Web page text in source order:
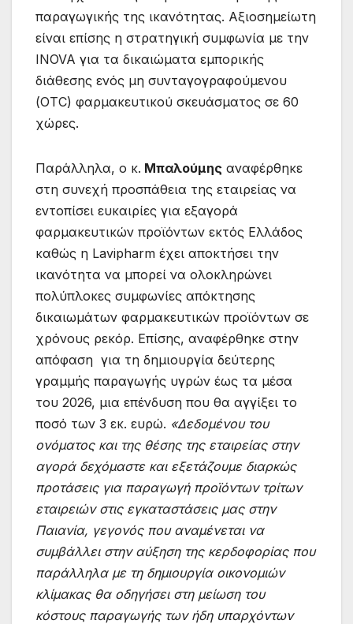
παραγωγικής της ικανότητας. Αξιοσημείωτη
είναι επίσης η στρατηγική συμφωνία με την
INOVA για τα δικαιώματα εμπορικής
διάθεσης ενός μη συνταγογραφούμενου
(OTC) φαρμακευτικού σκευάσματος σε 60
χώρες.
Παράλληλα, ο κ. Μπαλούμης αναφέρθηκε
στη συνεχή προσπάθεια της εταιρείας να
εντοπίσει ευκαιρίες για εξαγορά
φαρμακευτικών προϊόντων εκτός Ελλάδος
καθώς η Lavipharm έχει αποκτήσει την
ικανότητα να μπορεί να ολοκληρώνει
πολύπλοκες συμφωνίες απόκτησης
δικαιωμάτων φαρμακευτικών προϊόντων σε
χρόνους ρεκόρ. Επίσης, αναφέρθηκε στην
απόφαση για τη δημιουργία δεύτερης
γραμμής παραγωγής υγρών έως τα μέσα
του 2026, μια επένδυση που θα αγγίξει το
ποσό των 3 εκ. ευρώ. «Δεδομένου του
ονόματος και της θέσης της εταιρείας στην
αγορά δεχόμαστε και εξετάζουμε διαρκώς
προτάσεις για παραγωγή προϊόντων τρίτων
εταιρειών στις εγκαταστάσεις μας στην
Παιανία, γεγονός που αναμένεται να
συμβάλλει στην αύξηση της κερδοφορίας που
παράλληλα με τη δημιουργία οικονομιών
κλίμακας θα οδηγήσει στη μείωση του
κόστους παραγωγής των ήδη υπαρχόντων